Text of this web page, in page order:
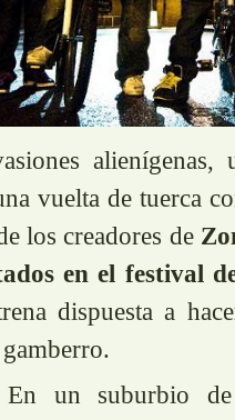
vuelta de tuerca
los creadores de
en el festival
dispuesta a
En un suburbio